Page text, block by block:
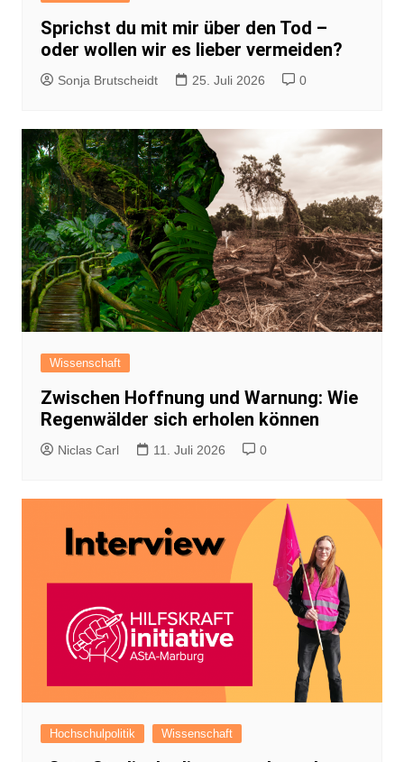
Sprichst du mit mir über den Tod –
oder wollen wir es lieber vermeiden?
Sonja Brutscheidt 25. Juli 2026 0
Wissenschaft
Zwischen Hoffnung und Warnung: Wie
Regenwälder sich erholen können
Niclas Carl 11. Juli 2026 0
Hochschulpolitik Wissenschaft